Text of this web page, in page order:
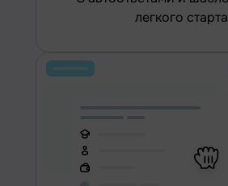
легкого старта